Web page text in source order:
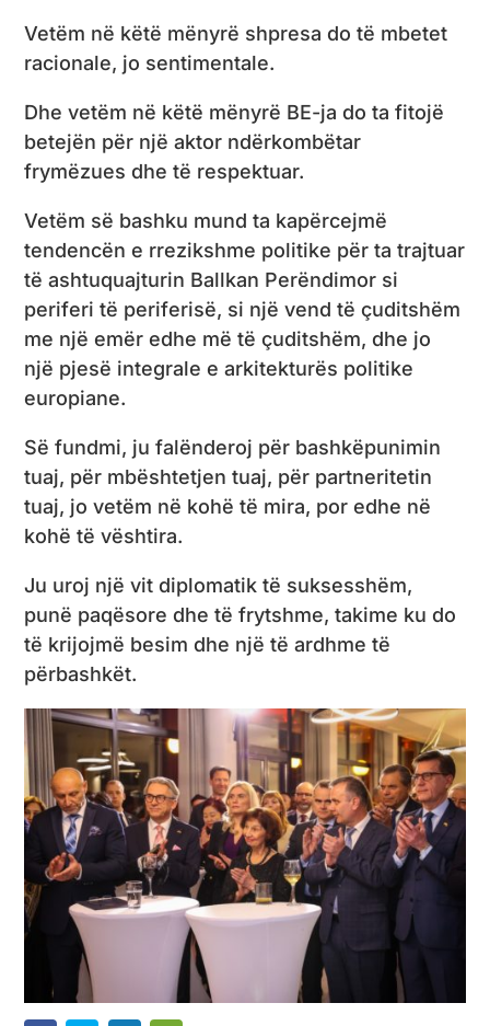
Vetëm në këtë mënyrë shpresa do të mbetet
racionale, jo sentimentale.
Dhe vetëm në këtë mënyrë BE-ja do ta fitojë
betejën për një aktor ndërkombëtar
frymëzues dhe të respektuar.
Vetëm së bashku mund ta kapërcejmë
tendencën e rrezikshme politike për ta trajtuar
të ashtuquajturin Ballkan Perëndimor si
periferi të periferisë, si një vend të çuditshëm
me një emër edhe më të çuditshëm, dhe jo
një pjesë integrale e arkitekturës politike
europiane.
Së fundmi, ju falënderoj për bashkëpunimin
tuaj, për mbështetjen tuaj, për partneritetin
tuaj, jo vetëm në kohë të mira, por edhe në
kohë të vështira.
Ju uroj një vit diplomatik të suksesshëm,
punë paqësore dhe të frytshme, takime ku do
të krijojmë besim dhe një të ardhme të
përbashkët.